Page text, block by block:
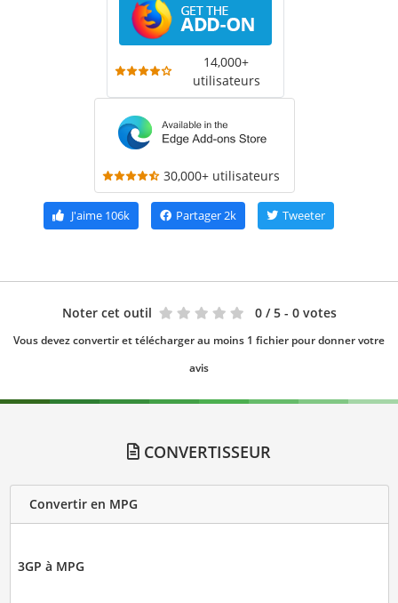
14,000+
utilisateurs
30,000+ utilisateurs
J'aime106k Partager2k Tweeter
Noter cet outil 0 / 5 - 0 votes
Vous devez convertir et télécharger au moins 1 fichier pour donner votre
avis
CONVERTISSEUR
Convertir en MPG
3GP à MPG